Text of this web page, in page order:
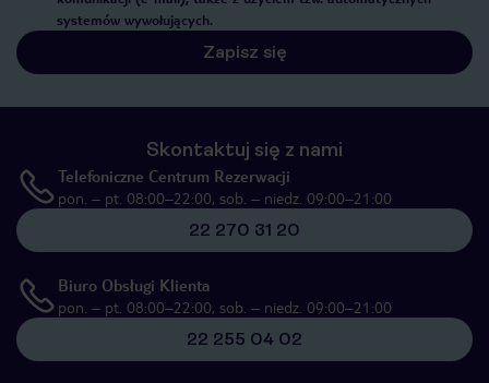
systemów wywołujących.
Zapisz się
Skontaktuj się z nami
Telefoniczne Centrum Rezerwacji
pon. – pt. 08:00–22:00, sob. – niedz. 09:00–21:00
22 270 31 20
Biuro Obsługi Klienta
pon. – pt. 08:00–22:00, sob. – niedz. 09:00–21:00
22 255 04 02